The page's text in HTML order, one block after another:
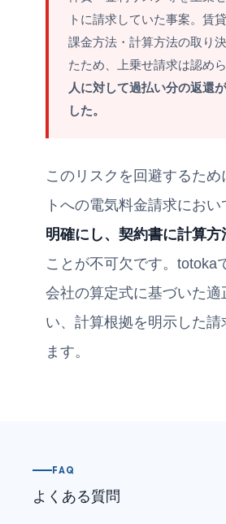
トに請求していた事案。賃
課金方法・計算方法の取り
たため、上乗せ請求は認めら
人に対して過払い分の返還
した。
このリスクを回避するため
トへの電気料金請求におい
明確にし、契約書に計算方
ことが不可欠です。totoka
会社の算定式に基づいた適
い、計算根拠を明示した請
ます。
FAQ
よくある質問